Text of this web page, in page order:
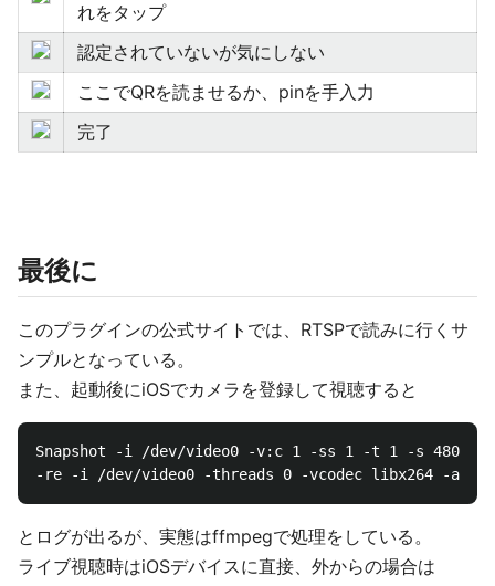
れをタップ
認定されていないが気にしない
ここでQRを読ませるか、pinを手入力
完了
最後に
このプラグインの公式サイトでは、RTSPで読みに行くサ
ンプルとなっている。
また、起動後にiOSでカメラを登録して視聴すると
Snapshot -i /dev/video0 -v:c 1 -ss 1 -t 1 -s
とログが出るが、実態はffmpegで処理をしている。
ライブ視聴時はiOSデバイスに直接、外からの場合は